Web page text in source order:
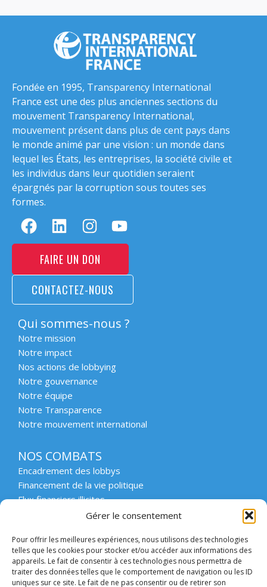
Gérer le consentement
Pour offrir les meilleures expériences, nous utilisons des technologies
telles que les cookies pour stocker et/ou accéder aux informations des
appareils. Le fait de consentir à ces technologies nous permettra de
traiter des données telles que le comportement de navigation ou les ID
uniques sur ce site. Le fait de ne pas consentir ou de retirer son
Fondée en 1995, Transparency International
France est une des plus anciennes sections du
mouvement Transparency International,
mouvement présent dans plus de cent pays dans
le monde animé par une vision : un monde dans
lequel les États, les entreprises, la société civile et
les individus dans leur quotidien seraient
épargnés par la corruption sous toutes ses
formes.
FAIRE UN DON
CONTACTEZ-NOUS
Qui sommes-nous ?
Notre mission
Notre impact
Nos actions de lobbying
Notre gouvernance
Notre équipe
Notre Transparence
Notre mouvement international
NOS COMBATS
Encadrement des lobbys
Financement de la vie politique
Flux financiers illicites
Intégrité et transparence du secteur privé
Protection des lanceurs d’alerte
Affaires emblématiques
Etat de droit et démocratie